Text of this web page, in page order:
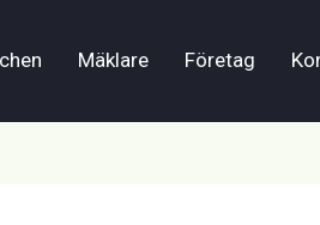
Mäklare Företag